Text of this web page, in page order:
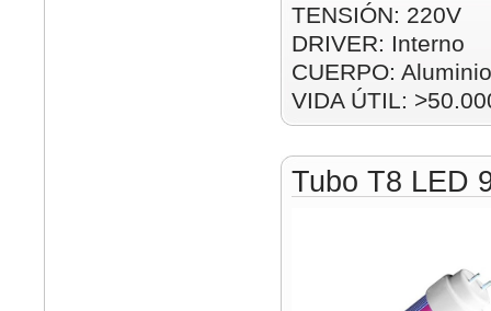
TENSIÓN: 220V
DRIVER: Interno
CUERPO: Aluminio
VIDA ÚTIL:
Tubo T8 LED